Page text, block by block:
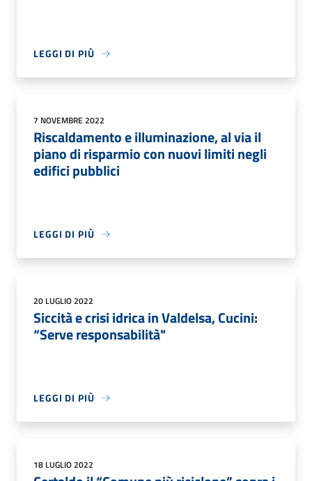
LEGGI DI PIÙ
7 NOVEMBRE 2022
Riscaldamento e illuminazione, al via il
piano di risparmio con nuovi limiti negli
edifici pubblici
LEGGI DI PIÙ
20 LUGLIO 2022
Siccità e crisi idrica in Valdelsa, Cucini:
“Serve responsabilità"
LEGGI DI PIÙ
18 LUGLIO 2022